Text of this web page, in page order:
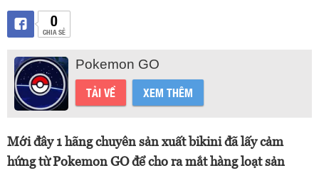
0
CHIA SẺ
Pokemon GO
TẢI VỀ XEM THÊM
Mới đây 1 hãng chuyên sản xuất bikini đã lấy cảm
hứng từ Pokemon GO để cho ra mắt hàng loạt sản